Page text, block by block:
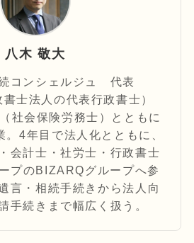
八木 敬大
コンシェルジュ 代表
書士法人の代表行政書士）
社会保険労務士）とともに
。4年目で法人化とともに、
会計士・社労士・行政書士
プのBIZARQグループへ参
言・相続手続きから法人向
手続きまで幅広く扱う。